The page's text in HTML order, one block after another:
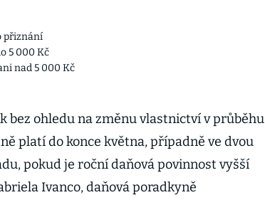
přiznání
5 000 Kč
nad 5 000 Kč
bez ohledu na změnu vlastnictví v průběhu
platí do konce května, případně ve dvou
pokud je roční daňová povinnost vyšší
Ivanco, daňová poradkyně